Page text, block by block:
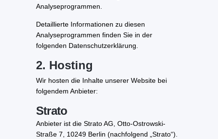
Analyseprogrammen.
Detaillierte Informationen zu diesen
Analyseprogrammen finden Sie in der
folgenden Datenschutzerklärung.
2. Hosting
Wir hosten die Inhalte unserer Website bei
folgendem Anbieter:
Strato
Anbieter ist die Strato AG, Otto-Ostrowski-
Straße 7, 10249 Berlin (nachfolgend „Strato“).